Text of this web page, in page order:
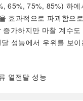
65%, 75%, 85%) 하
효과적으로 파괴함
가하지만 마찰 계수
성능에서 우위를 보
열전달 성능